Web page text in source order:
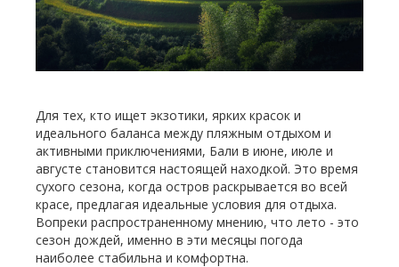
Для тех, кто ищет экзотики, ярких красок и
идеального баланса между пляжным отдыхом и
активными приключениями, Бали в июне, июле и
августе становится настоящей находкой. Это время
сухого сезона, когда остров раскрывается во всей
красе, предлагая идеальные условия для отдыха.
Вопреки распространенному мнению, что лето - это
сезон дождей, именно в эти месяцы погода
наиболее стабильна и комфортна.